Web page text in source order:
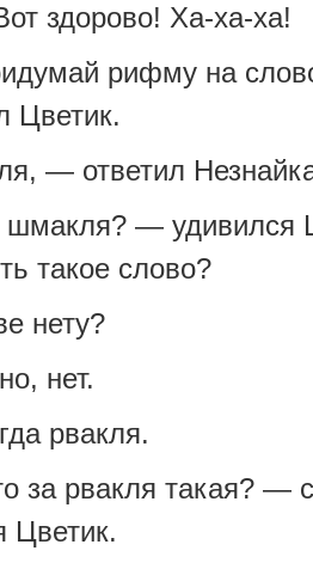
здорово! Ха-ха-ха!
рифму на
Цветик.
— ответил
— удивился
такое слово?
нету?
нет.
рвакля.
за рвакля такая? —
Цветик.